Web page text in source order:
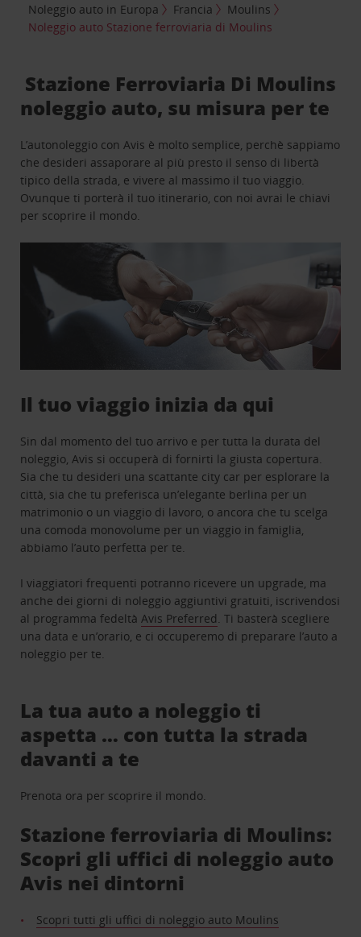
Noleggio auto in Europa
Francia
Moulins
Noleggio auto Stazione ferroviaria di Moulins
Stazione Ferroviaria Di Moulins
noleggio auto, su misura per te
L’autonoleggio con Avis è molto semplice, perchè sappiamo
che desideri assaporare al più presto il senso di libertà
tipico della strada, e vivere al massimo il tuo viaggio.
Ovunque ti porterà il tuo itinerario, con noi avrai le chiavi
per scoprire il mondo.
Il tuo viaggio inizia da qui
Sin dal momento del tuo arrivo e per tutta la durata del
noleggio, Avis si occuperà di fornirti la giusta copertura.
Sia che tu desideri una scattante city car per esplorare la
città, sia che tu preferisca un’elegante berlina per un
matrimonio o un viaggio di lavoro, o ancora che tu scelga
una comoda monovolume per un viaggio in famiglia,
abbiamo l’auto perfetta per te.
I viaggiatori frequenti potranno ricevere un upgrade, ma
anche dei giorni di noleggio aggiuntivi gratuiti, iscrivendosi
al programma fedeltàAvis Preferred. Ti basterà scegliere
una data e un’orario, e ci occuperemo di preparare l’auto a
noleggio per te.
La tua auto a noleggio ti
aspetta … con tutta la strada
davanti a te
Prenota ora per scoprire il mondo.
Stazione ferroviaria di Moulins:
Scopri gli uffici di noleggio auto
Avis nei dintorni
Scopri tutti gli uffici di noleggio auto Moulins